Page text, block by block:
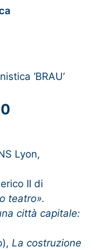
‘BRAU’
Lyon,
II di
teatro».
città capitale:
La costruzione